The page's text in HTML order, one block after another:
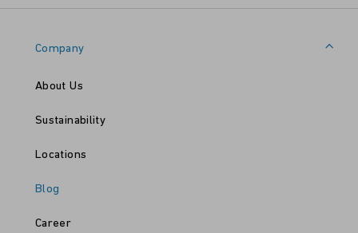
Company
About Us
Sustainability
Locations
Blog
Career